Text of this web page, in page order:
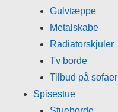
Gulvtæppe
Metalskabe
Radiatorskjuler
Tv borde
Tilbud på sofaer
Spisestue